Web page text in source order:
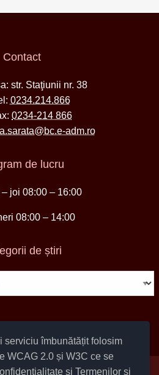
serviciu îmbunătățit folosim
WCAG 2.0 și W3C ce se
și Termenilor și
Contact
str. Staţiunii nr. 38
0234.214.866
0234-214 866
adm.ro
de lucru
– joi 08:00 – 16:00
08:00 – 14:00
de știri